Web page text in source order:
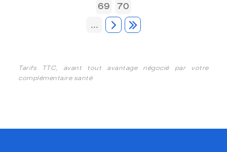
69
70
...
Tarifs TTC, avant tout avantage négocié par votre
complémentaire santé